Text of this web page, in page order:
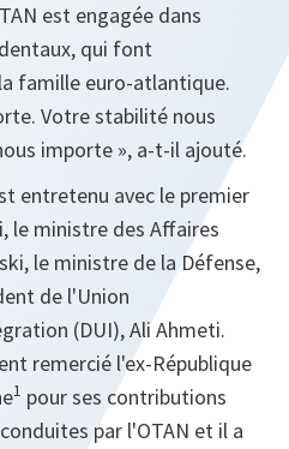
est engagée dans
qui font
famille euro-atlantique.
Votre stabilité nous
importe », a-t-il ajouté.
entretenu avec le premier
le ministre des Affaires
le ministre de la Défense,
de l'Union
(DUI), Ali Ahmeti.
remercié l'ex-République
1 pour ses contributions
par l'OTAN et il a